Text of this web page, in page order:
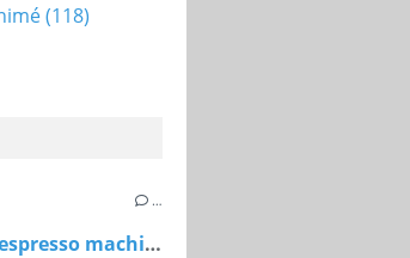
…
Cafetière enfant My espresso machine
(118)